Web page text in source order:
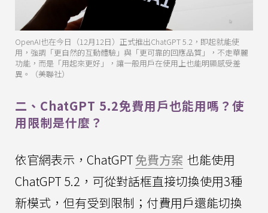
OpenAI也在今日（12月12日）正式推出ChatGPT 5.2，即起就能使
用，強調「更自然的互動體驗」與「更可靠的回應品質」，不走華麗
功能，而是「用起來更好」，讓一般用戶在使用上也能明顯感受差
異。（美聯社）
二、ChatGPT 5.2免費用戶也能用嗎？使
用限制是什麼？
依官網表示，ChatGPT免費方案 也能使用
ChatGPT 5.2，可從對話框直接切換使用3種
新模式，但有受到限制；付費用戶還能切換